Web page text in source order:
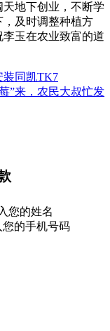
地下创业，不断学
及时调整种植方
玉在农业致富的道
装同凯TK7
”来，农民大叔忙发
您的姓名
您的手机号码